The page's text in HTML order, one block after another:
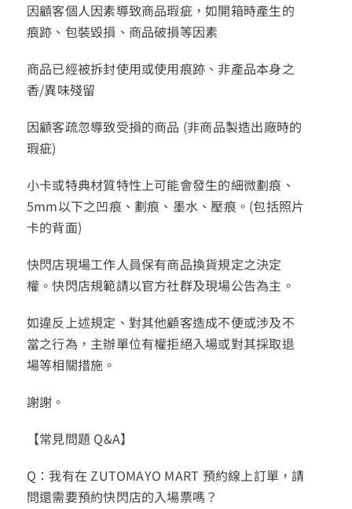
因顧客個人因素導致商品瑕疵，如開箱時產生的
痕跡、包裝毀損、商品破損等因素
商品已經被拆封使用或使用痕跡、非產品本身之
香/異味殘留
因顧客疏忽導致受損的商品 (非商品製造出廠時的
瑕疵)
小卡或特典材質特性上可能會發生的細微劃痕、
5mm以下之凹痕、劃痕、墨水、壓痕。(包括照片
卡的背面)
快閃店現場工作人員保有商品換貨規定之決定
權。快閃店規範請以官方社群及現場公告為主。
如違反上述規定、對其他顧客造成不便或涉及不
當之行為，主辦單位有權拒絕入場或對其採取退
場等相關措施。
謝謝。
【常見問題 Q&A】
Q：我有在 ZUTOMAYO MART 預約線上訂單，請
問還需要預約快閃店的入場票嗎？